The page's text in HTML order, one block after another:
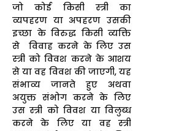
जो कोई किसी स्त्री का
व्यपहरण या अपहरण उसकी
इच्छा के विरुद्ध किसी व्यक्ति
से विवाह करने के लिए उस
स्त्री को विवश करने के आशय
से या वह विवश की जाएगी, यह
संभाव्य जानते हुए अथवा
अयुक्त संभोग करने के लिए
उस स्त्री को विवश या विलुब्ध
करने के लिए या वह स्त्री